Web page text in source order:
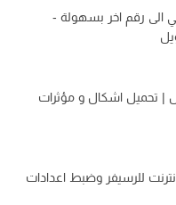
الى رقم اخر بسهولة -
| تحميل اشكال و مؤثرات
للرسيفر وضبط اعدادات